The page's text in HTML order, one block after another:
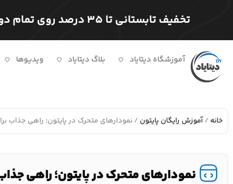
تخفیف تابستانی تا ۳۵ درصد روی تمام دوره ها
آموزشگاه دیتایاد بلاگ دیتایاد ویدیوها
خانه /آموزش رایگان پایتون / نمودارهای متحرک در پایتون؛ راهی جذاب
نمودارهای متحرک در پایتون؛ راهی